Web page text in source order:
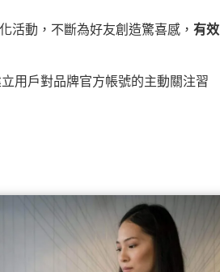
活動，不斷為好友創造驚喜感， 有效
立用戶對品牌官方帳號的主動關注習